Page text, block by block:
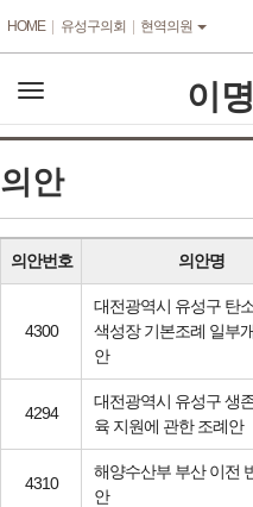
이
HOME 유성구의회 현역의원
전
메
의안
의안번호 의안명
4300
대전광역시 유성구 탄
색성장 기본조례 일부
안
4294
대전광역시 유성구 생
육 지원에 관한 조례안
4310
해양수산부 부산 이전
안